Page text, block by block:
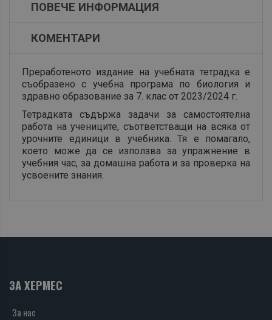
ПОВЕЧЕ ИНФОРМАЦИЯ
КОМЕНТАРИ
Преработеното издание на учебната тетрадка е
съобразено с учебна програма по биология и
здравно образование за 7. клас от 2023/2024 г.
Тетрадката съдържа задачи за самостоятелна
работа на учениците, съответстващи на всяка от
урочните единици в учебника. Тя е помагало,
което може да се използва за упражнение в
учебния час, за домашна работа и за проверка на
усвоените знания.
ЗА ХЕРМЕС
За нас